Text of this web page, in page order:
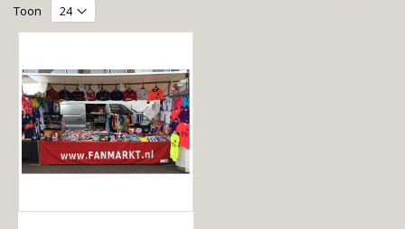
Toon